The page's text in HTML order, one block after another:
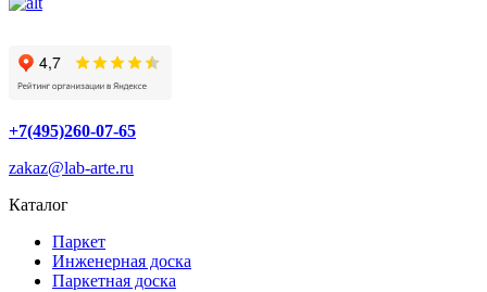
+7(495)260-07-65
zakaz@lab-arte.ru
Каталог
Паркет
Инженерная доска
Паркетная доска